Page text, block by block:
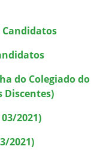
Candidatos
do Colegiado do
Discentes)
2021)
2021)